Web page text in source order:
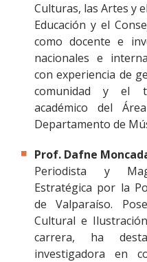
Culturas, las Artes y
Educación y el
como docente e
nacionales e
con experiencia de
comunidad y el
académico del
Departamento de
Prof. Dafne
Periodista y
Estratégica por la
de Valparaíso.
Cultural e
carrera, ha
investigadora en